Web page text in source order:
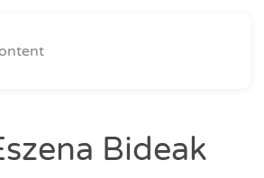
Bideak